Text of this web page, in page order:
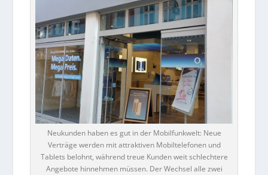
Neukunden haben es gut in der Mobilfunkwelt: Neue
Verträge werden mit attraktiven Mobiltelefonen und
Tablets belohnt, während treue Kunden weit schlechtere
Angebote hinnehmen müssen. Der Wechsel alle zwei